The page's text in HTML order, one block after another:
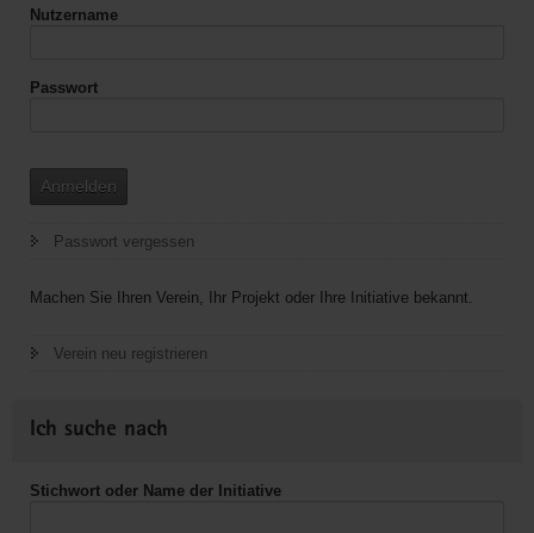
Nutzername
Passwort
Anmelden
Passwort vergessen
Machen Sie Ihren Verein, Ihr Projekt oder Ihre Initiative bekannt.
Verein neu registrieren
Ich suche nach
Stichwort oder Name der Initiative